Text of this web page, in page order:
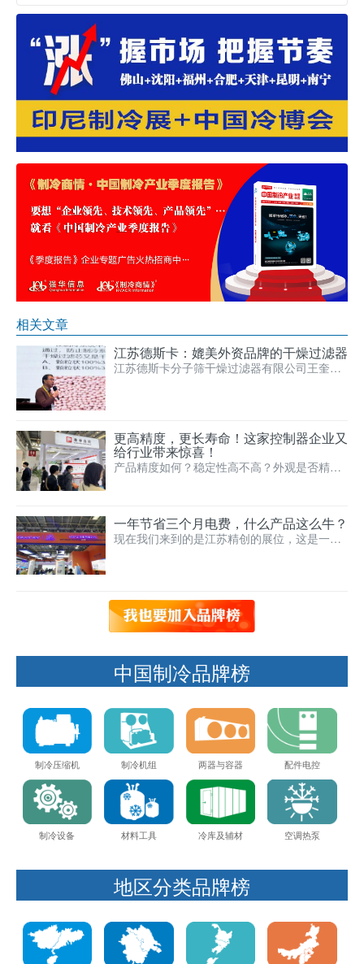
相关文章
江苏德斯卡：媲美外资品牌的干燥过滤器
江苏德斯卡分子筛干燥过滤器有限公司王奎董
更高精度，更长寿命！这家控制器企业又
给行业带来惊喜！
产品精度如何？稳定性高不高？外观是否精
一年节省三个月电费，什么产品这么牛？
现在我们来到的是江苏精创的展位，这是一家
中国制冷品牌榜
制冷压缩机 制冷机组 两器与容器 配件电控
制冷设备 材料工具 冷库及辅材 空调热泵
地区分类品牌榜